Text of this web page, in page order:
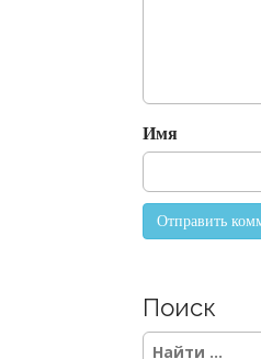
n
Имя
Поиск
S